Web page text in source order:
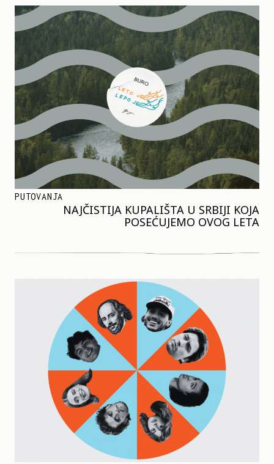
PUTOVANJA
NAJČISTIJA KUPALIŠTA U SRBIJI KOJA
POSEĆUJEMO OVOG LETA